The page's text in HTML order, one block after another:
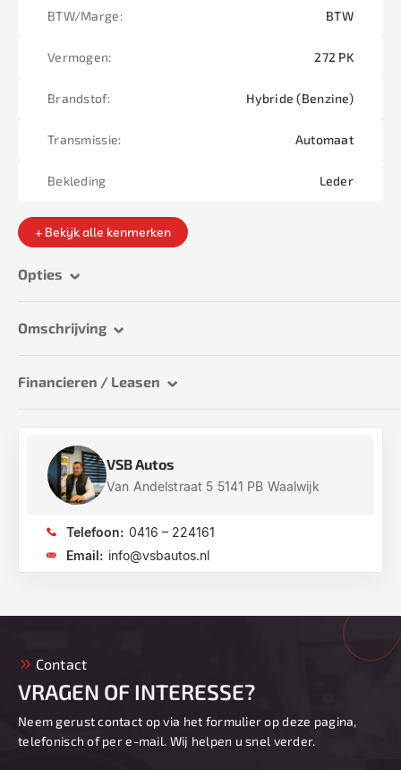
BTW/Marge: BTW
Vermogen: 272 PK
Brandstof: Hybride (Benzine)
Transmissie: Automaat
Bekleding Leder
+ Bekijk alle kenmerken
Opties
Omschrijving
Financieren / Leasen
VSB Autos
Van Andelstraat 5 5141 PB Waalwijk
Telefoon: 0416 – 224161
Email: info@vsbautos.nl
Contact
VRAGEN OF INTERESSE?
Neem gerust contact op via het formulier op deze pagina,
telefonisch of per e-mail. Wij helpen u snel verder.